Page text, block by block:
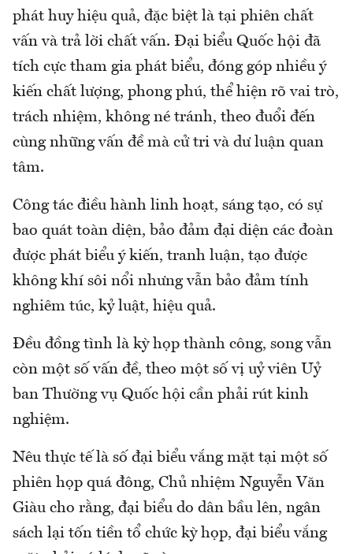
phát huy hiệu quả, đặc biệt là tại phiên chất
vấn và trả lời chất vấn. Đại biểu Quốc hội đã
tích cực tham gia phát biểu, đóng góp nhiều ý
kiến chất lượng, phong phú, thể hiện rõ vai trò,
trách nhiệm, không né tránh, theo đuổi đến
cùng những vấn đề mà cử tri và dư luận quan
tâm.
Công tác điều hành linh hoạt, sáng tạo, có sự
bao quát toàn diện, bảo đảm đại diện các đoàn
được phát biểu ý kiến, tranh luận, tạo được
không khí sôi nổi nhưng vẫn bảo đảm tính
nghiêm túc, kỷ luật, hiệu quả.
Đều đồng tình là kỳ họp thành công, song vẫn
còn một số vấn đề, theo một số vị uỷ viên Uỷ
ban Thường vụ Quốc hội cần phải rút kinh
nghiệm.
Nêu thực tế là số đại biểu vắng mặt tại một số
phiên họp quá đông, Chủ nhiệm Nguyễn Văn
Giàu cho rằng, đại biểu do dân bầu lên, ngân
sách lại tốn tiền tổ chức kỳ họp, đại biểu vắng